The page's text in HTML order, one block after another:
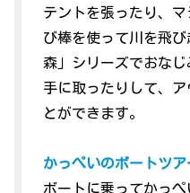
テントを張ったり、
び棒を使って川を飛
森」シリーズでおな
手に取ったりして、
とができます。
かっぺいのボートツア
ボートに乗ってかっ